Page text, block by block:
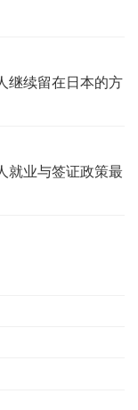
继续留在日本的方
就业与签证政策最